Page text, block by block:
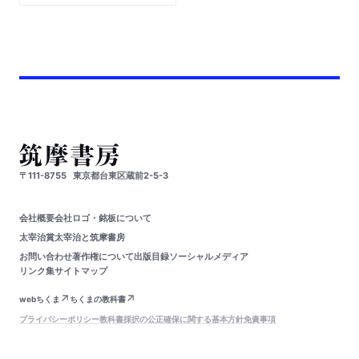
〒111-8755 東京都台東区蔵前2-5-3
会社概要会社ロゴ・銘板について
太宰治賞太宰治と筑摩書房
お問い合わせ著作権について出版目録ソーシャルメディア
リンク集サイトマップ
webちくま
ちくまの教科書
プライバシーポリシー教科書採択の公正確保に関する基本方針免責事項